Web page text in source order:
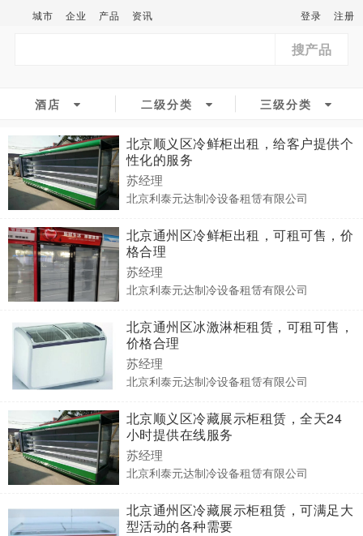
城市 企业 产品 资讯 登录 注册
搜产品
酒店 二级分类 三级分类
北京顺义区冷鲜柜出租，给客户提供个
性化的服务
苏经理
北京利泰元达制冷设备租赁有限公司
北京通州区冷鲜柜出租，可租可售，价
格合理
苏经理
北京利泰元达制冷设备租赁有限公司
北京通州区冰激淋柜租赁，可租可售，
价格合理
苏经理
北京利泰元达制冷设备租赁有限公司
北京顺义区冷藏展示柜租赁，全天24
小时提供在线服务
苏经理
北京利泰元达制冷设备租赁有限公司
北京通州区冷藏展示柜租赁，可满足大
型活动的各种需要